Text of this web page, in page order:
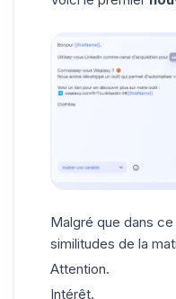
Malgré que dans ce
similitudes de la
Attention.
Intérêt.